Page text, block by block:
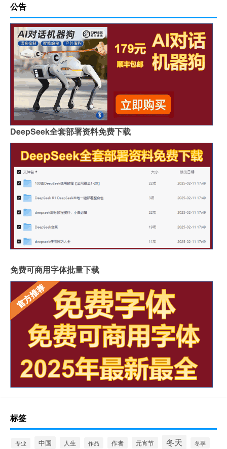
公告
DeepSeek全套部署资料免费下载
免费可商用字体批量下载
标签
专业 中国 人生 作品 作者 元宵节 冬天 冬季